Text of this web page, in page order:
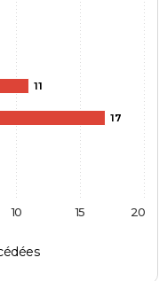
11
17
10 15 20